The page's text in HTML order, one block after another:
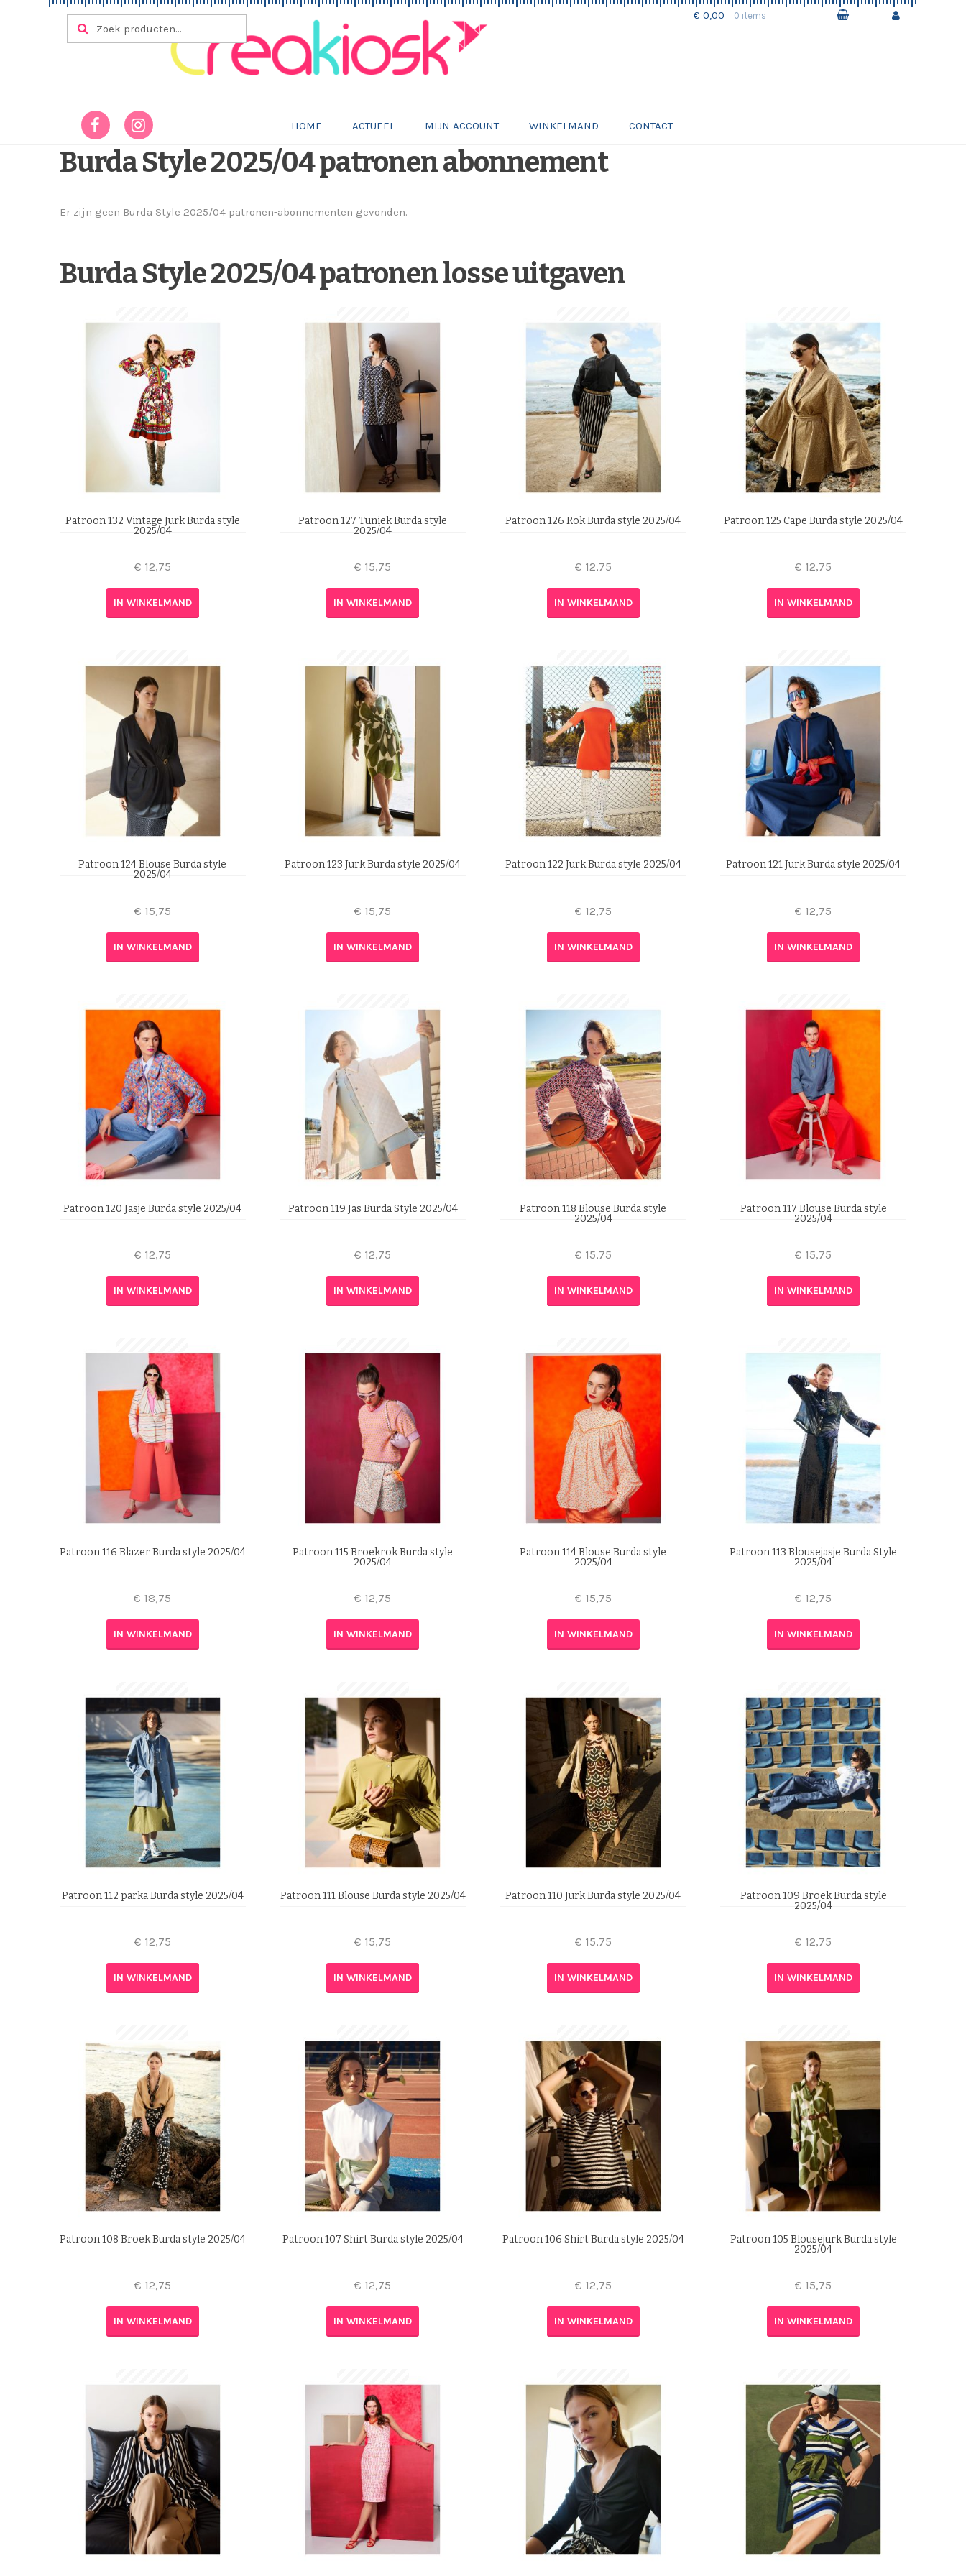
Ga door naar navigatie
Ga naar de inhoud
Zoeken naar:
ZOEKEN
€ 0,00 0 items
HOME ACTUEEL MIJN ACCOUNT WINKELMAND CONTACT
Burda Style 2025/04 patronen abonnement
Er zijn geen Burda Style 2025/04 patronen-abonnementen gevonden.
Burda Style 2025/04 patronen losse uitgaven
Patroon 132 Vintage Jurk Burda style
2025/04
€ 12,75
IN WINKELMAND
Patroon 127 Tuniek Burda style
2025/04
€ 15,75
IN WINKELMAND
Patroon 126 Rok Burda style 2025/04
€ 12,75
IN WINKELMAND
Patroon 125 Cape Burda style 2025/04
€ 12,75
IN WINKELMAND
Patroon 124 Blouse Burda style
2025/04
€ 15,75
IN WINKELMAND
Patroon 123 Jurk Burda style 2025/04
€ 15,75
IN WINKELMAND
Patroon 122 Jurk Burda style 2025/04
€ 12,75
IN WINKELMAND
Patroon 121 Jurk Burda style 2025/04
€ 12,75
IN WINKELMAND
Patroon 120 Jasje Burda style 2025/04
€ 12,75
IN WINKELMAND
Patroon 119 Jas Burda Style 2025/04
€ 12,75
IN WINKELMAND
Patroon 118 Blouse Burda style
2025/04
€ 15,75
IN WINKELMAND
Patroon 117 Blouse Burda style
2025/04
€ 15,75
IN WINKELMAND
Patroon 116 Blazer Burda style 2025/04
€ 18,75
IN WINKELMAND
Patroon 115 Broekrok Burda style
2025/04
€ 12,75
IN WINKELMAND
Patroon 114 Blouse Burda style
2025/04
€ 15,75
IN WINKELMAND
Patroon 113 Blousejasje Burda Style
2025/04
€ 12,75
IN WINKELMAND
Patroon 112 parka Burda style 2025/04
€ 12,75
IN WINKELMAND
Patroon 111 Blouse Burda style 2025/04
€ 15,75
IN WINKELMAND
Patroon 110 Jurk Burda style 2025/04
€ 15,75
IN WINKELMAND
Patroon 109 Broek Burda style
2025/04
€ 12,75
IN WINKELMAND
Patroon 108 Broek Burda style 2025/04
€ 12,75
IN WINKELMAND
Patroon 107 Shirt Burda style 2025/04
€ 12,75
IN WINKELMAND
Patroon 106 Shirt Burda style 2025/04
€ 12,75
IN WINKELMAND
Patroon 105 Blousejurk Burda style
2025/04
€ 15,75
IN WINKELMAND